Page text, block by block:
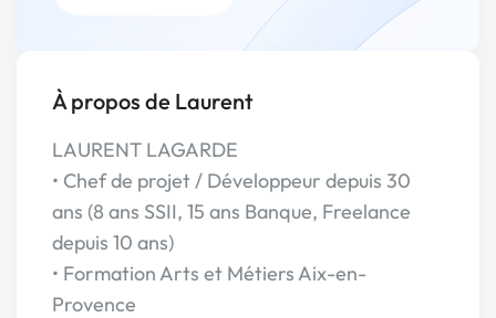
À propos de Laurent
LAURENT LAGARDE
• Chef de projet / Développeur depuis 30
ans (8 ans SSII, 15 ans Banque, Freelance
depuis 10 ans)
• Formation Arts et Métiers Aix-en-
Provence